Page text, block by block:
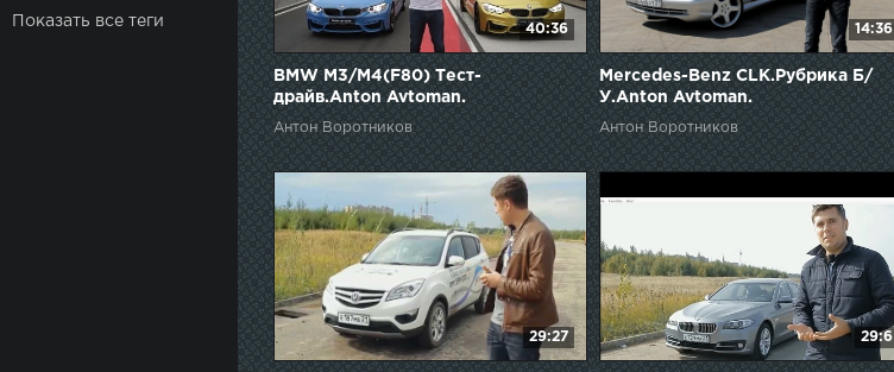
Показать все теги
40:36
BMW M3/M4(F80) Тест-
драйв.Anton Avtoman.
Антон Воротников
14:36
Mercedes-Benz CLK.Рубрика Б/
У.Anton Avtoman.
Антон Воротников
29:27 29:6